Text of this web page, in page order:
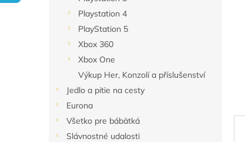
Playstation 4
PlayStation 5
Xbox 360
Xbox One
Výkup Her, Konzolí a příslušenství
Jedlo a pitie na cesty
Eurona
Všetko pre bábätká
Slávnostné udalosti